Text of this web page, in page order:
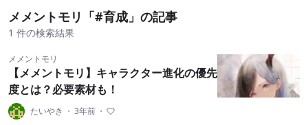
メメントモリ「#育成」の記事
1 件の検索結果
メメントモリ
【メメントモリ】キャラクター進化の優先
度とは？必要素材も！
たいやき ・ 3年前 ・